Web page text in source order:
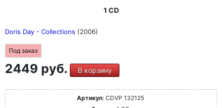
1 CD
Doris Day - Collections (2006)
Под заказ
2449 руб. В корзину
Артикул: CDVP 132125